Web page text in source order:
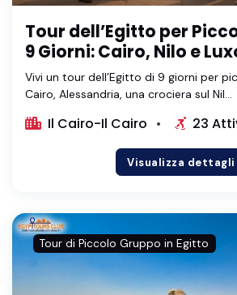
Tour dell’Egitto per
9 Giorni: Cairo, Nilo e
Vivi un tour dell’Egitto di 9 giorni per
Cairo, Alessandria, una crociera sul Nil...
Il Cairo-Il Cairo 23
Visualizza dettagli
Tour di Piccolo Gruppo in Egitto